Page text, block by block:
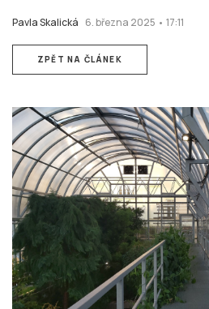
Pavla Skalická 6. března 2025 • 17:11
ZPĚT NA ČLÁNEK